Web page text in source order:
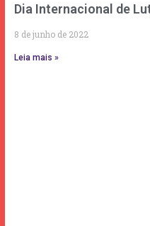
Dia Internacional de
8 de junho de 2022
Leia mais »